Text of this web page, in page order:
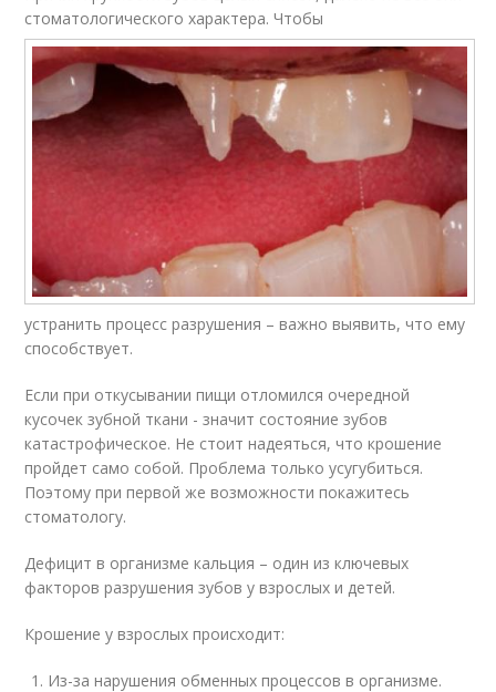
стоматологического характера. Чтобы
устранить процесс разрушения – важно выявить, что ему
способствует.
Если при откусывании пищи отломился очередной
кусочек зубной ткани - значит состояние зубов
катастрофическое. Не стоит надеяться, что крошение
пройдет само собой. Проблема только усугубиться.
Поэтому при первой же возможности покажитесь
стоматологу.
Дефицит в организме кальция – один из ключевых
факторов разрушения зубов у взрослых и детей.
Крошение у взрослых происходит:
Из-за нарушения обменных процессов в организме.